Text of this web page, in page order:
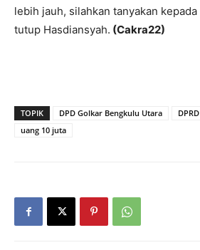
lebih jauh, silahkan tanyakan
tutup Hasdiansyah. (Cakra22)
TOPIK DPD Golkar Bengkulu Utara
uang 10 juta